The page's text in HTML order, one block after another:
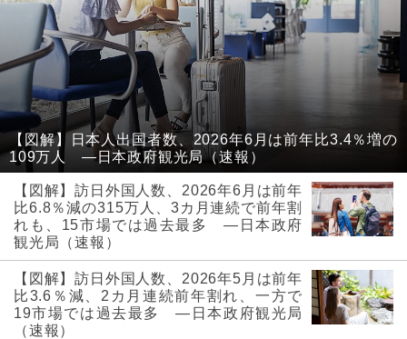
【図解】日本人出国者数、2026年6月は前年比3.4％増の
109万人 ―日本政府観光局（速報）
【図解】訪日外国人数、2026年6月は前年
比6.8％減の315万人、3カ月連続で前年割
れも、15市場では過去最多 ―日本政府
観光局（速報）
【図解】訪日外国人数、2026年5月は前年
比3.6％減、2カ月連続前年割れ、一方で
19市場では過去最多 ―日本政府観光局
（速報）